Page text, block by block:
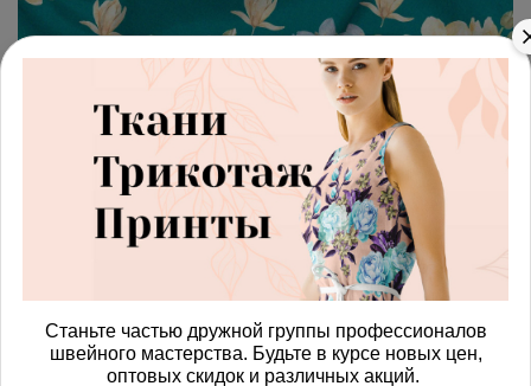
арт.4287801_shifon
Ткань шифон пастельные
полевые цветы на зелёном
фоне
Получить доступ к оптовым ценам
552.00 руб
В корзину
Станьте частью дружной группы профессионалов
швейного мастерства. Будьте в курсе новых цен,
оптовых скидок и различных акций.